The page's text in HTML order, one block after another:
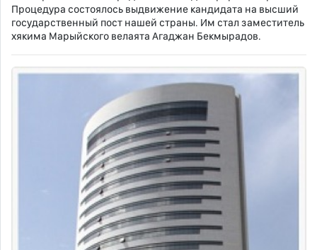
Процедура состоялось выдвижение кандидата на высший
государственный пост нашей страны. Им стал заместитель
хякима Марыйского велаята Агаджан Бекмырадов.